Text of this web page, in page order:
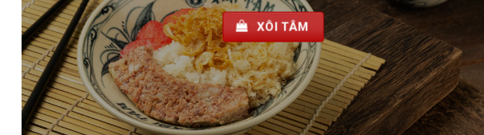
XÔI TÂM